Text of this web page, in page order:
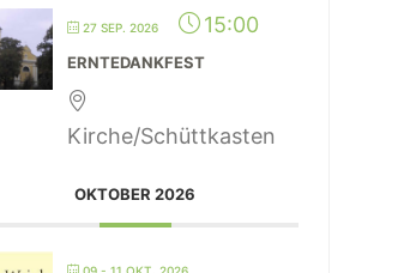
27 SEP. 2026 15:00
ERNTEDANKFEST
Kirche/Schüttkasten
OKTOBER 2026